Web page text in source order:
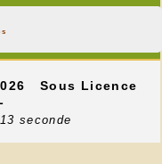
Sous Licence
seconde